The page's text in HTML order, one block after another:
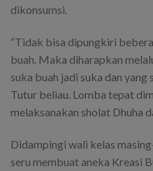
dikonsumsi.
“Tidak bisa dipungkiri
buah. Maka diharapkan
suka buah jadi suka dan yang
Tutur beliau. Lomba tepat
melaksanakan sholat Dhuha
Didampingi wali kelas
seru membuat aneka Kreasi